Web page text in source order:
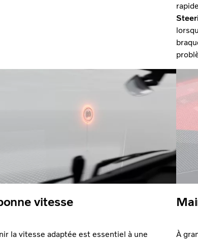
vitesse
la vitesse adaptée est essentiel à une
À